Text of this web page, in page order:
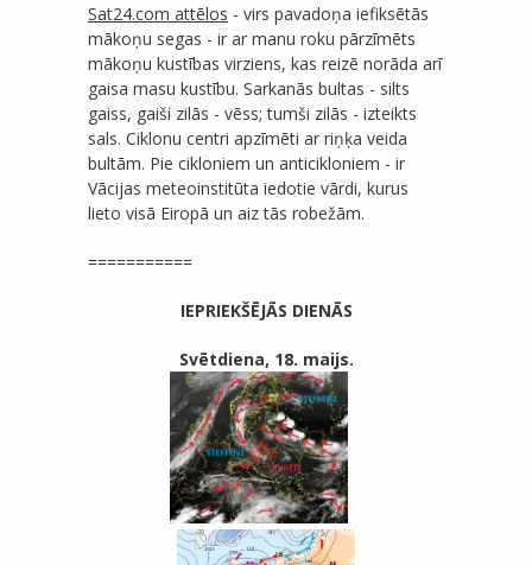
Sat24.com attēlos - virs pavadoņa iefiksētās
mākoņu segas - ir ar manu roku pārzīmēts
mākoņu kustības virziens, kas reizē norāda arī
gaisa masu kustību. Sarkanās bultas - silts
gaiss, gaiši zilās - vēss; tumši zilās - izteikts
sals. Ciklonu centri apzīmēti ar riņķa veida
bultām. Pie cikloniem un anticikloniem - ir
Vācijas meteoinstitūta iedotie vārdi, kurus
lieto visā Eiropā un aiz tās robežām.
===========
IEPRIEKŠĒJĀS DIENĀS
Svētdiena, 18. maijs.